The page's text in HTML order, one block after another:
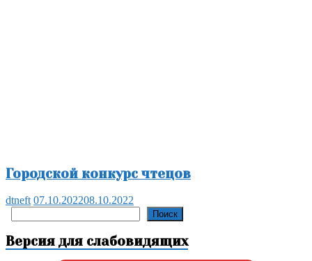
Городской конкурс чтецов
dtneft 07.10.202208.10.2022
Поиск
Версия для слабовидящих